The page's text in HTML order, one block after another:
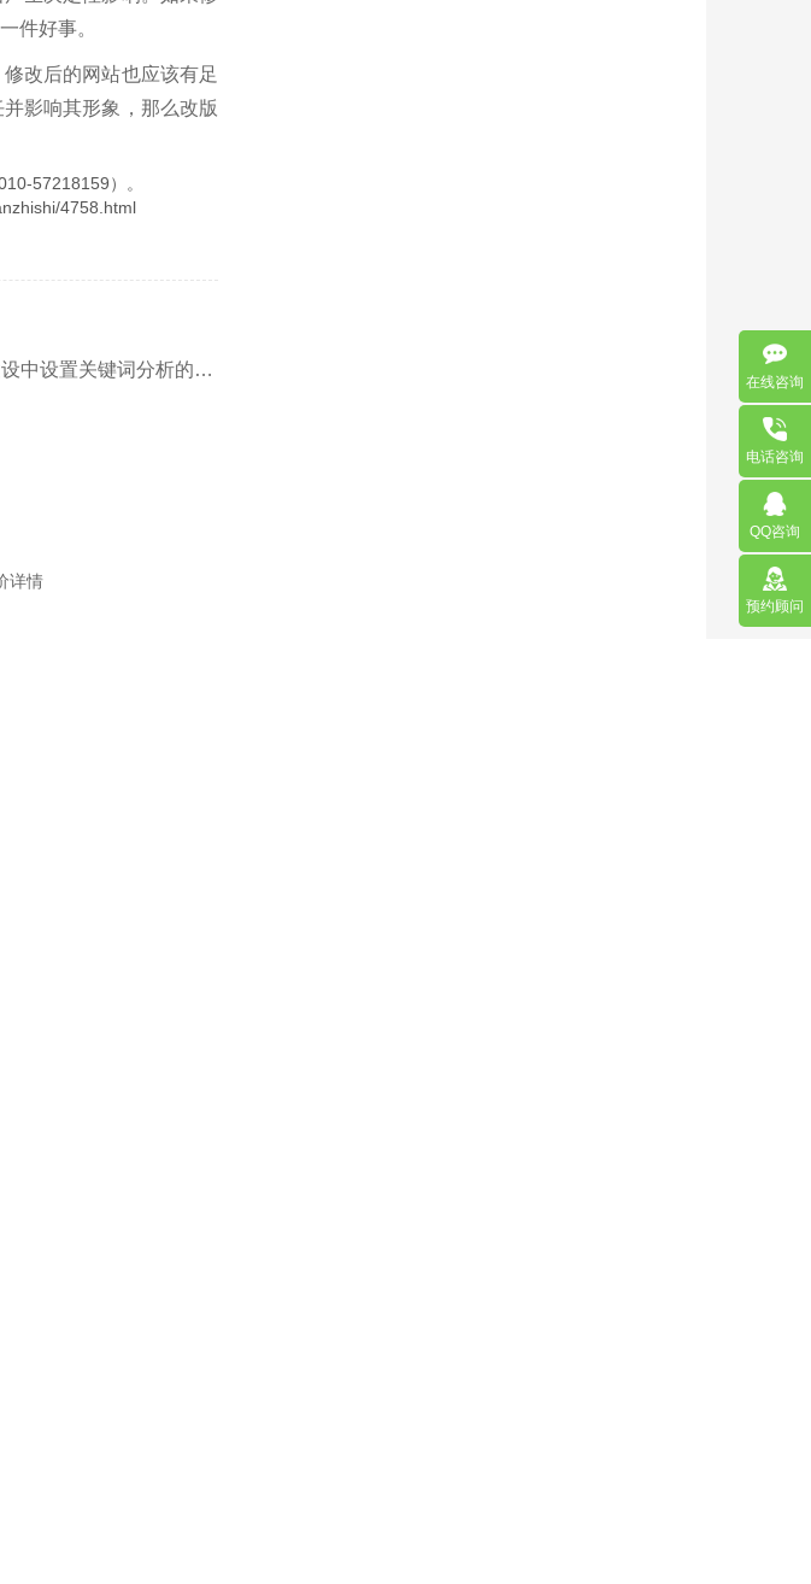
件好事。
改后的网站也应该有足
影响其形象，那么改版
57218159）。
4758.html
下一篇：网站建设中设置关键词分析的几个核心技巧
详情
在线咨询
电话咨询
QQ咨询
预约顾问